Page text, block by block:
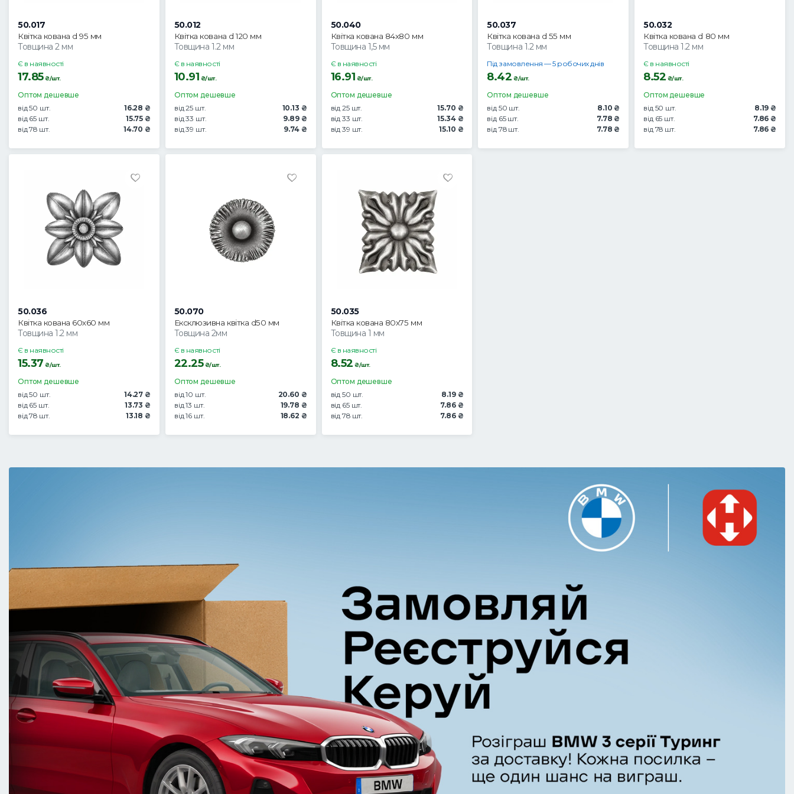
50.017
Квітка кована d 95 мм
Товщина 2 мм
Є в наявності
17.85₴/шт.
Оптом дешевше
від 50 шт.
16.28 ₴
від 65 шт.
15.75 ₴
від 78 шт.
14.70 ₴
50.012
Квітка кована d 120 мм
Товщина 1.2 мм
Є в наявності
10.91 ₴/шт.
Оптом дешевше
від 25 шт.
10.13 ₴
від 33 шт.
9.89 ₴
від 39 шт.
9.74 ₴
50.040
Квітка кована 84x80 мм
Товщина 1,5 мм
Є в наявності
16.91 ₴/шт.
Оптом дешевше
від 25 шт.
15.70 ₴
від 33 шт.
15.34 ₴
від 39 шт.
15.10 ₴
50.037
Квітка кована d 55 мм
Товщина 1.2 мм
Під замовлення — 5 робочих днів
8.42 ₴/шт.
Оптом дешевше
від 50 шт.
8.10 ₴
від 65 шт.
7.78 ₴
від 78 шт.
7.78 ₴
50.032
Квітка кована d 80 мм
Товщина 1.2 мм
Є в наявності
8.52 ₴/шт.
Оптом дешевше
від 50 шт.
8.19 ₴
від 65 шт.
7.86 ₴
від 78 шт.
7.86 ₴
50.036
Квітка кована 60х60 мм
Товщина 1.2 мм
Є в наявності
15.37 ₴/шт.
Оптом дешевше
від 50 шт.
14.27 ₴
від 65 шт.
13.73 ₴
від 78 шт.
13.18 ₴
50.070
Ексклюзивна квітка d50 мм
Товщина 2мм
Є в наявності
22.25₴/шт.
Оптом дешевше
від 10 шт.
20.60 ₴
від 13 шт.
19.78 ₴
від 16 шт.
18.62 ₴
50.035
Квітка кована 80х75 мм
Товщина 1 мм
Є в наявності
8.52 ₴/шт.
Оптом дешевше
від 50 шт.
8.19 ₴
від 65 шт.
7.86 ₴
від 78 шт.
7.86 ₴